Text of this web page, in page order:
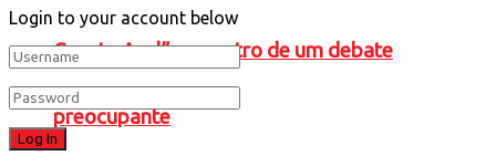
Caneta Azul” no centro de um debate
preocupante
Login to your account below